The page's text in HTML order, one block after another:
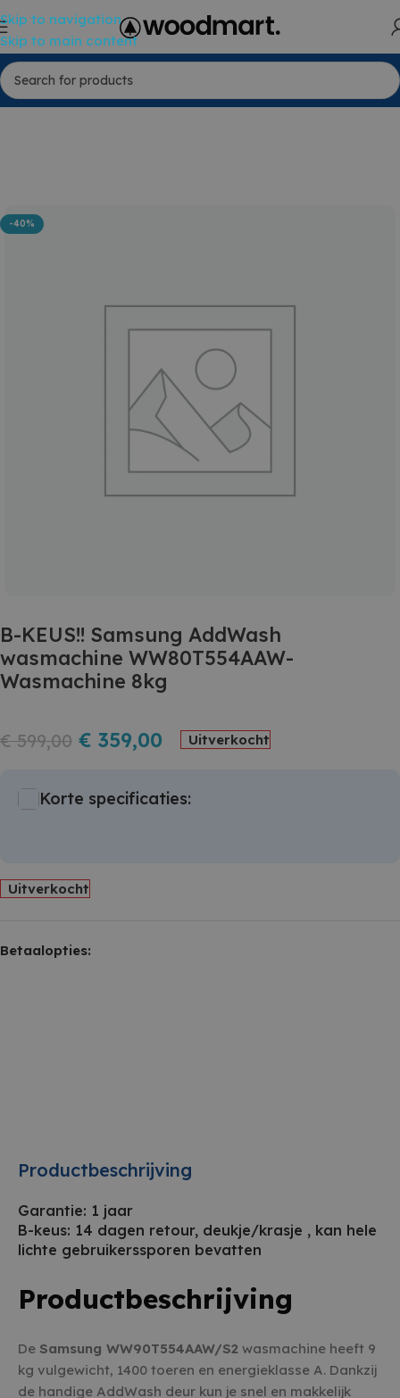
Skip to navigation
Skip to main content
-40%
B-KEUS!! Samsung AddWash
wasmachine WW80T554AAW-
Wasmachine 8kg
€599,00 € 359,00 Uitverkocht
Korte specificaties:
Uitverkocht
Betaalopties:
Productbeschrijving
Garantie: 1 jaar
B-keus: 14 dagen retour, deukje/krasje , kan hele
lichte gebruikerssporen bevatten
Productbeschrijving
De Samsung WW90T554AAW/S2 wasmachine heeft 9
kg vulgewicht, 1400 toeren en energieklasse A. Dankzij
de handige AddWash deur kun je snel en makkelijk